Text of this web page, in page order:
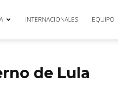
INTERNACIONALES EQUIPO
de Lula